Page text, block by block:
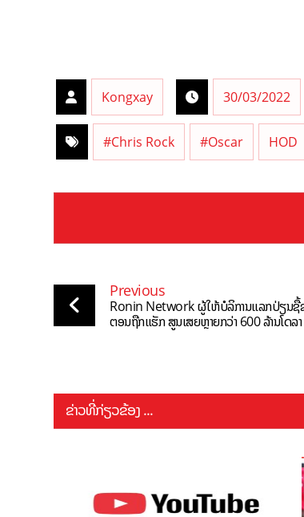
Kongxay 30/03/2022
#Chris Rock #Oscar HOD
Previous
Ronin Network ຜູ້ໃຫ້ບໍລິການແລກປ່ຽນຊື້ຂ
ຕອນຖືກແຮັກ ສູນເສຍຫຼາຍກວ່າ 600 ລ້ານໂດລາ
ຂ່າວທີ່ກ່ຽວຂ້ອງ ...